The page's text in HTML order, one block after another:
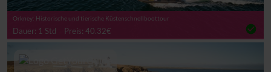
Orkney: Historische und tierische Küstenschnellboottour
Dauer: 1 Std Preis: 40.32€ check_circle